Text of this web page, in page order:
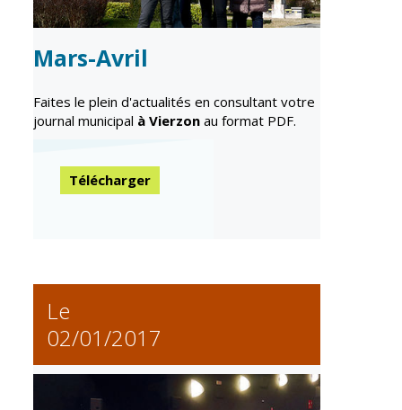
Gare de Vierzon
Refuge canin
Marchés
Économie et
Mars-Avril
Faites le plein d'actualités en consultant votre
journal municipal à Vierzon au format PDF.
Télécharger
Le
02/01/2017